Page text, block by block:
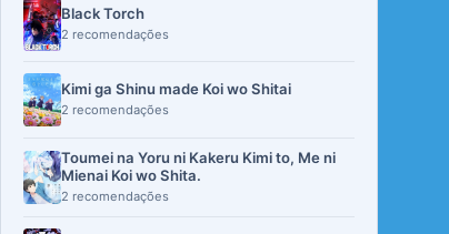
Black Torch
2 recomendações
Kimi ga Shinu made Koi wo Shitai
2 recomendações
Toumei na Yoru ni Kakeru Kimi to, Me ni
Mienai Koi wo Shita.
2 recomendações